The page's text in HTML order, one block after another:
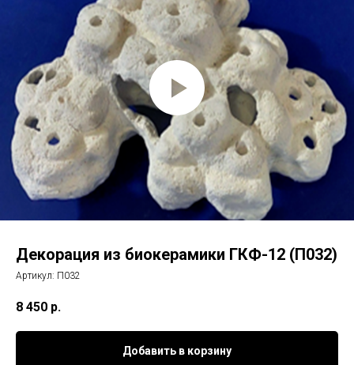
Декорация из биокерамики ГКФ-12 (П032)
Артикул: П032
8 450 р.
Добавить в корзину